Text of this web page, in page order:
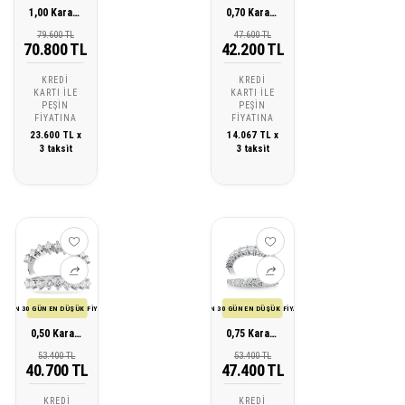
1,00 Karat Pırlanta Yarımtur Yüzük
79.600 TL
70.800 TL
KREDI
KARTI ILE
PEŞIN
FIYATINA
23.600 TL x
3 taksit
0,70 Karat Pırlanta Yarımtur Yüzük
47.600 TL
42.200 TL
KREDI
KARTI ILE
PEŞIN
FIYATINA
14.067 TL x
3 taksit
SON 30 GÜN EN DÜŞÜK FİYATI
0,50 Karat Pırlanta Yarımtur Yüzük
53.400 TL
40.700 TL
KREDI
SON 30 GÜN EN DÜŞÜK FİYATI
0,75 Karat Pırlanta Yarımtur Yüzük
53.400 TL
47.400 TL
KREDI